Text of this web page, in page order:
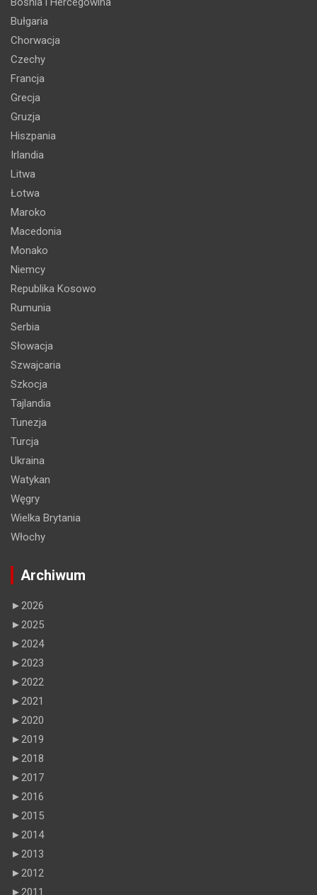
Bułgaria
Chorwacja
Czechy
Francja
Grecja
Gruzja
Hiszpania
Irlandia
Litwa
Łotwa
Maroko
Macedonia
Monako
Niemcy
Republika Kosowo
Rumunia
Serbia
Słowacja
Szwajcaria
Szkocja
Tajlandia
Tunezja
Turcja
Ukraina
Watykan
Węgry
Wielka Brytania
Włochy
Archiwum
►2026
►2025
►2024
►2023
►2022
►2021
►2020
►2019
►2018
►2017
►2016
►2015
►2014
►2013
►2012
► 2011